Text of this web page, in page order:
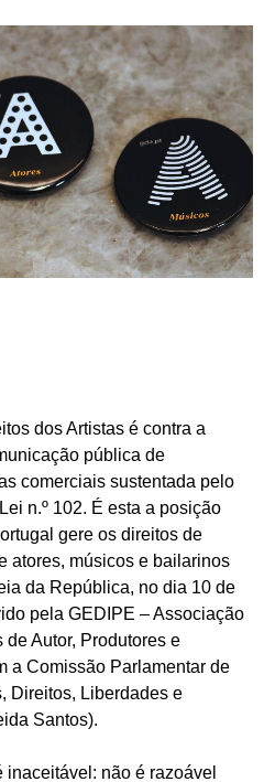
dos Artistas é contra a
pública de
comerciais sustentada pelo
n.º 102. É esta a posição
gere os direitos de
atores, músicos e bailarinos
da República, no dia 10 de
pela GEDIPE – Associação
Autor, Produtores e
a Comissão Parlamentar de
Direitos, Liberdades e
Santos).
inaceitável: não é razoável